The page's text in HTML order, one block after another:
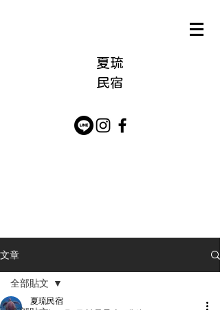
夏琉
​民宿
文章
全部貼文
夏琉民宿